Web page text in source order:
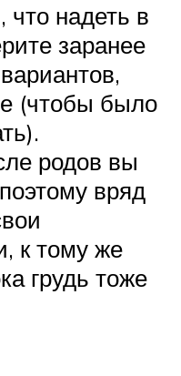
надеть в
заранее
(чтобы было
родов вы
вряд
к тому же
грудь тоже